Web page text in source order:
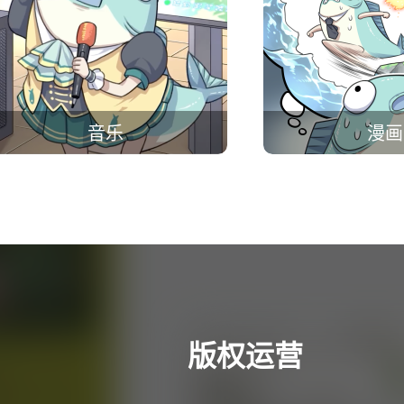
音乐 漫画
版权运营